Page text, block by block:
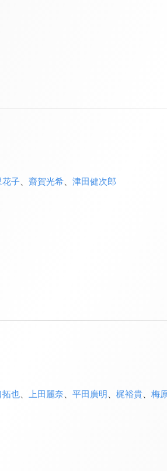
花子、 齋賀光希、 津田健次郎
拓也、 上田麗奈 平田廣明 梶裕貴、 梅